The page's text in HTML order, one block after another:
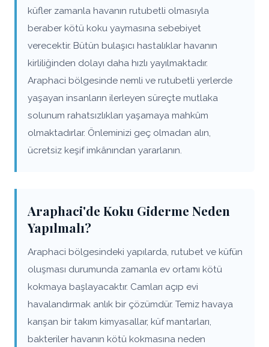
küfler zamanla havanın rutubetli olmasıyla
beraber kötü koku yaymasına sebebiyet
verecektir. Bütün bulaşıcı hastalıklar havanın
kirliliğinden dolayı daha hızlı yayılmaktadır.
Araphaci bölgesinde nemli ve rutubetli yerlerde
yaşayan insanların ilerleyen süreçte mutlaka
solunum rahatsızlıkları yaşamaya mahkûm
olmaktadırlar. Önleminizi geç olmadan alın,
ücretsiz keşif imkânından yararlanın.
Araphaci'de Koku Giderme Neden
Yapılmalı?
Araphaci bölgesindeki yapılarda, rutubet ve küfün
oluşması durumunda zamanla ev ortamı kötü
kokmaya başlayacaktır. Camları açıp evi
havalandırmak anlık bir çözümdür. Temiz havaya
karışan bir takım kimyasallar, küf mantarları,
bakteriler havanın kötü kokmasına neden